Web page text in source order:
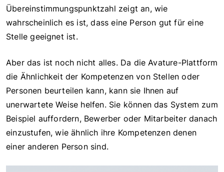
Übereinstimmungspunktzahl zeigt an, wie
wahrscheinlich es ist, dass eine Person gut für eine
Stelle geeignet ist.
Aber das ist noch nicht alles. Da die Avature-Plattform
die Ähnlichkeit der Kompetenzen von Stellen oder
Personen beurteilen kann, kann sie Ihnen auf
unerwartete Weise helfen. Sie können das System zum
Beispiel auffordern, Bewerber oder Mitarbeiter danach
einzustufen, wie ähnlich ihre Kompetenzen denen
einer anderen Person sind.